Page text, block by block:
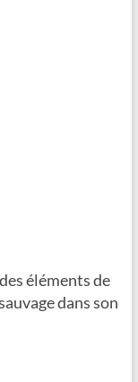
éléments de
dans son